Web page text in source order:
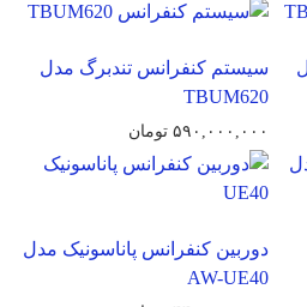
سیستم کنفرانس تندبرگ مدل
TBUM620
۵۹۰,۰۰۰,۰۰۰ تومان
دوربین کنفرانس پاناسونیک مدل
AW-UE40